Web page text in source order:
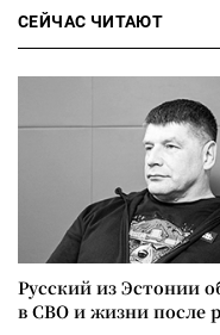
СЕЙЧАС ЧИТАЮТ
Русский из Эстонии
в СВО и жизни после